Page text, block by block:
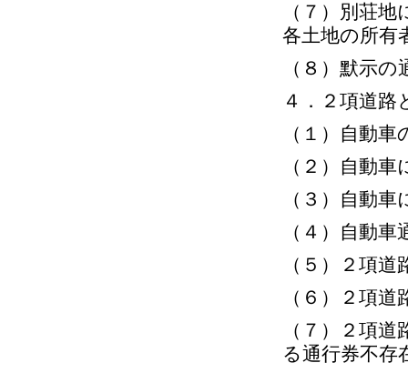
（７）別荘
各土地の所有
（８）默示
４．２項道路
（１）自動
（２）自動
（３）自動
（４）自動
（５）２項
（６）２項
（７）２項
る通行券不存